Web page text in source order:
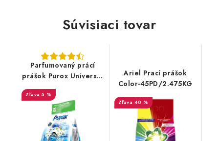
Súvisiaci tovar
Parfumovaný prácí
prášok Purox Universal
pre všetky farby
9,2kg/120PD
5 %
Ariel Prací prášok
Color-45PD/2.475KG
40 %